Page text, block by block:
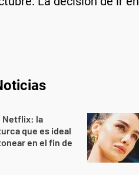
Netflix: la
que es ideal
en el fin de